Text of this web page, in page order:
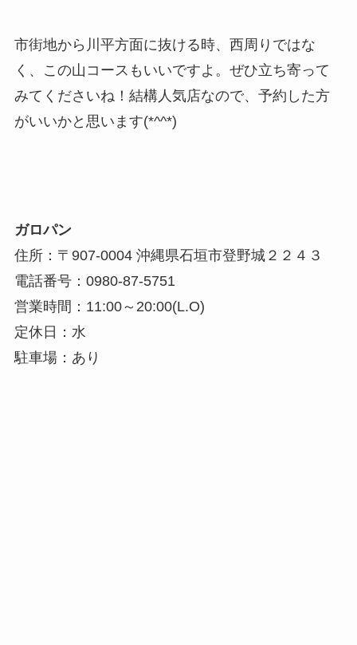
市街地から川平方面に抜ける時、西周りではな
く、この山コースもいいですよ。ぜひ立ち寄って
みてくださいね！結構人気店なので、予約した方
がいいかと思います(*^^*)
ガロパン
住所：〒907-0004 沖縄県石垣市登野城２２４３
電話番号：0980-87-5751
営業時間：11:00～20:00(L.O)
定休日：水
駐車場：あり